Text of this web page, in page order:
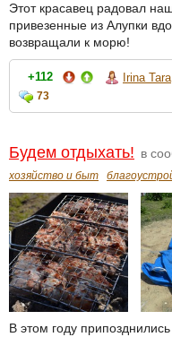
Этот красавец радовал
привезенные из Алупки
возвращали к морю!
+112 Irina Tara
73
Будем отдыхать! в
хозяйство и быт
В этом году